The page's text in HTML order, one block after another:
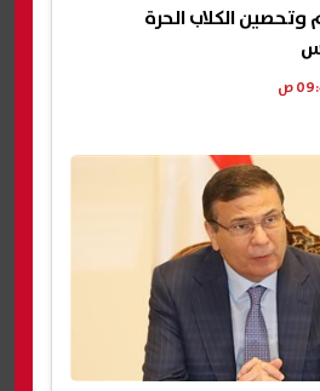
وتحصين الكلاب الحرة